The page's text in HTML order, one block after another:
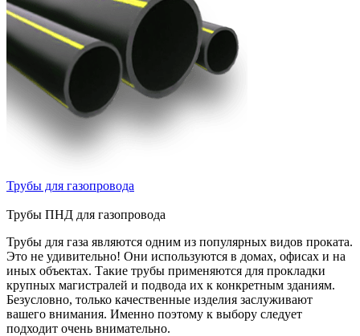
Трубы для газопровода
Трубы ПНД для газопровода
Трубы для газа являются одним из популярных видов проката.
Это не удивительно! Они используются в домах, офисах и на
иных объектах. Такие трубы применяются для прокладки
крупных магистралей и подвода их к конкретным зданиям.
Безусловно, только качественные изделия заслуживают
вашего внимания. Именно поэтому к выбору следует
подходит очень внимательно.